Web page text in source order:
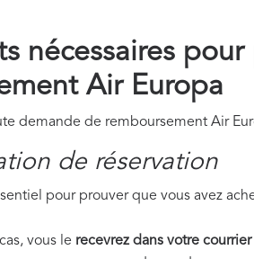
nécessaires
Air Europa
demande de remboursement Air
de réservation
pour prouver que vous avez
vous le recevrez dans votre